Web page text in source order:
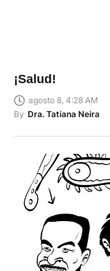
¡Salud!
agosto 8, 4:28 AM
By Dra. Tatiana Neira